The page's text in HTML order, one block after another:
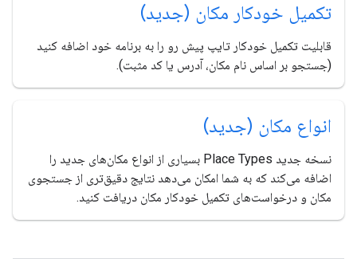
تکمیل خودکار مکان (جدید)
قابلیت تکمیل خودکار تایپ پیش رو را به برنامه خود اضافه کنید
(جستجو بر اساس نام مکان، آدرس یا کد مثبت).
انواع مکان (جدید)
نسخه جدید Place Types بسیاری از انواع مکان‌های جدید را
اضافه می‌کند که به شما امکان می‌دهد نتایج دقیق‌تری از جستجوی
مکان و درخواست‌های تکمیل خودکار مکان دریافت کنید.